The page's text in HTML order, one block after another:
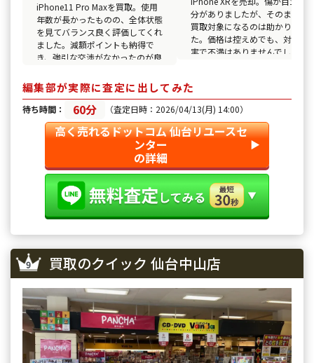
iPhone11 Pro Maxを買取。使用
年数が長かったものの、全体状態
を見てバランス良く評価してくれ
ました。減額ポイントも納得で
き、強引な交渉がなかったのが良
分がありましたが、そのままで
買取対象になるのは助かりまし
た。価格は控えめでも、対応が
実で不満はありませんでした。
編集部が実際に査定に出してみた
待ち時間： 60分 （査定日時：2026/04/13(月) 14:00）
高く売れるドットコム 仙台リユースセ
ンター
の詳細
▶︎
買取のクイック 仙台中山店